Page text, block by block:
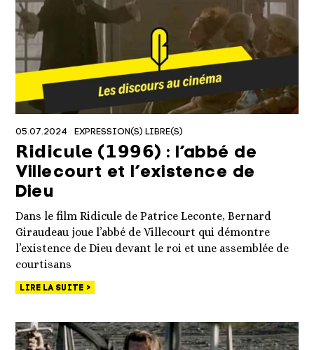
05.07.2024 EXPRESSION(S) LIBRE(S)
𝗥𝗶𝗱𝗶𝗰𝘂𝗹𝗲 (𝟭𝟵𝟵𝟲) : l’abbé de
Villecourt et l’existence de
Dieu
Dans le film Ridicule de Patrice Leconte, Bernard
Giraudeau joue l’abbé de Villecourt qui démontre
l’existence de Dieu devant le roi et une assemblée de
courtisans
LIRE LA SUITE